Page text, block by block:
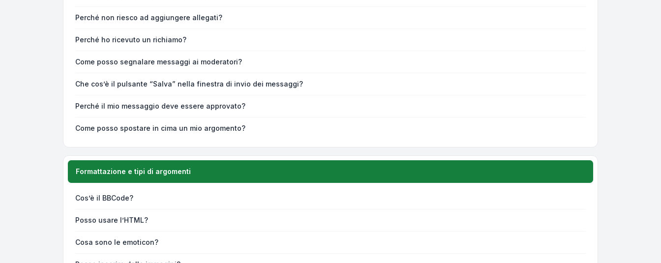
Perché non riesco ad aggiungere allegati?
Perché ho ricevuto un richiamo?
Come posso segnalare messaggi ai moderatori?
Che cos’è il pulsante “Salva” nella finestra di invio dei messaggi?
Perché il mio messaggio deve essere approvato?
Come posso spostare in cima un mio argomento?
Formattazione e tipi di argomenti
Cos’è il BBCode?
Posso usare l’HTML?
Cosa sono le emoticon?